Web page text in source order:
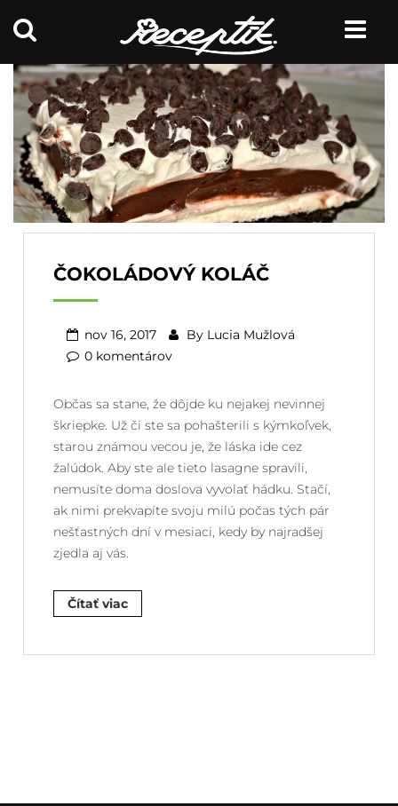
ČOKOLÁDOVÝ KOLÁČ
nov 16, 2017 By Lucia Mužlová
0 komentárov
Občas sa stane, že dôjde ku nejakej nevinnej
škriepke. Už či ste sa pohašterili s kýmkoľvek,
starou známou vecou je, že láska ide cez
žalúdok. Aby ste ale tieto lasagne spravili,
nemusíte doma doslova vyvolať hádku. Stačí,
ak nimi prekvapíte svoju milú počas tých pár
nešťastných dní v mesiaci, kedy by najradšej
zjedla aj vás.
Čítať viac